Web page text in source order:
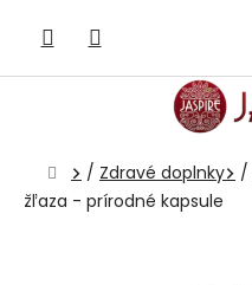
obsah
Domov
/ Zdravé doplnky /
žľaza - prírodné kapsule